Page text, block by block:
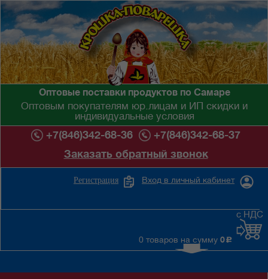
Оптовые поставки продуктов по Самаре
Оптовым покупателям юр.лицам и ИП скидки и
индивидуальные условия
+7(846)342-68-36
+7(846)342-68-37
Заказать обратный звонок
Вход в личный кабинет
Регистрация
0 товаров на сумму 0 c
с НДС